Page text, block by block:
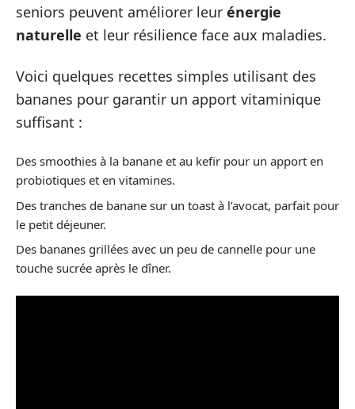
seniors peuvent améliorer leur énergie
naturelle et leur résilience face aux maladies.
Voici quelques recettes simples utilisant des
bananes pour garantir un apport vitaminique
suffisant :
Des smoothies à la banane et au kefir pour un apport en
probiotiques et en vitamines.
Des tranches de banane sur un toast à l’avocat, parfait pour
le petit déjeuner.
Des bananes grillées avec un peu de cannelle pour une
touche sucrée après le dîner.